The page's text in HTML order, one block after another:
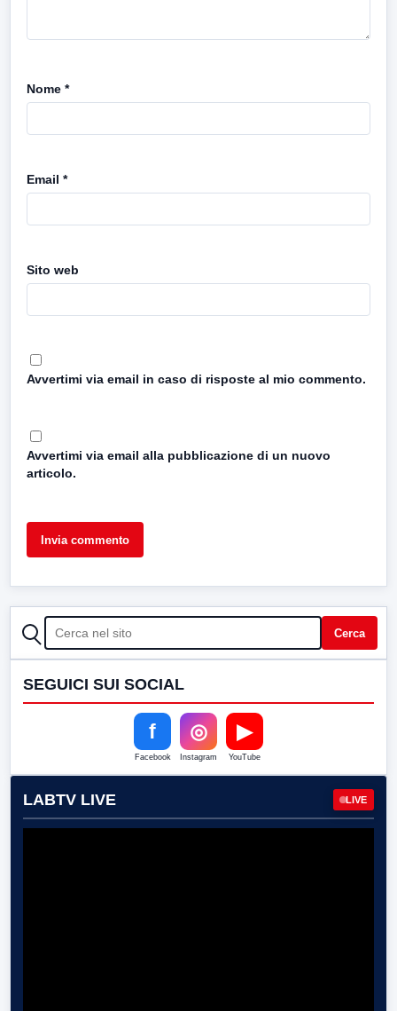
Nome *
Email *
Sito web
Avvertimi via email in caso di risposte al mio commento.
Avvertimi via email alla pubblicazione di un nuovo
articolo.
CERCA Cerca
SEGUICI SUI SOCIAL
f
Facebook
◎
Instagram
▶
YouTube
LABTV LIVE LIVE